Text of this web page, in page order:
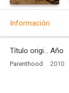
Información
Título original
Parenthood
Año
2010